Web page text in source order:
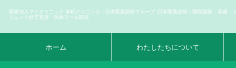
医療法人マイクリニック 本町クリニック - 日本医業総研グループ |日本医業総研｜医院開業・承継・ク
リニック経営支援・医療モール開発
ホーム わたしたちについて